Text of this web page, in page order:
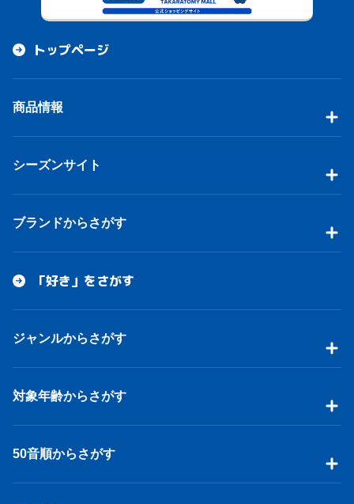
トップページ
商品情報
シーズンサイト
ブランドからさがす
「好き」をさがす
ジャンルからさがす
対象年齢からさがす
50音順からさがす